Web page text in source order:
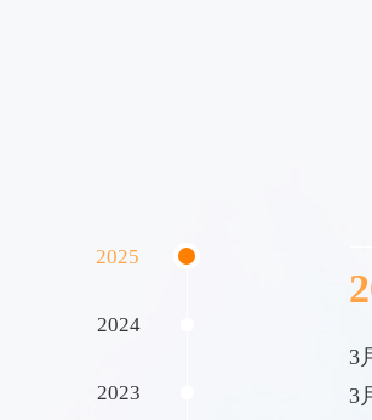
2025
2024
2023
3
3